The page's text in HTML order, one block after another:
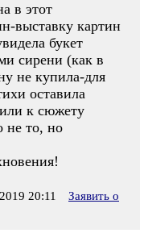
в этот
выставку картин
букет
сирени (как в
не купила-для
оставила
к сюжету
не то, но
20:11
Заявить о